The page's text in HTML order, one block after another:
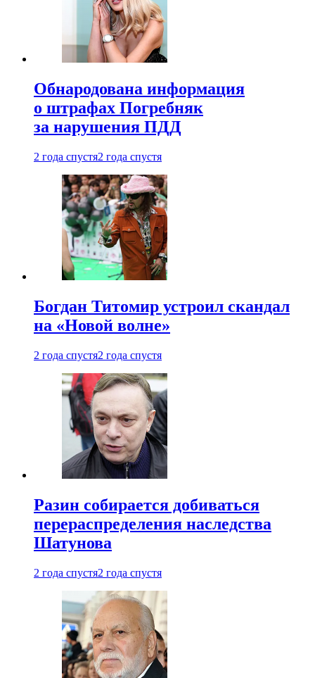
Обнародована информация
о штрафах Погребняк
за нарушения ПДД
2 года спустя2 года спустя
Богдан Титомир устроил скандал
на «Новой волне»
2 года спустя2 года спустя
Разин собирается добиваться
перераспределения наследства
Шатунова
2 года спустя2 года спустя